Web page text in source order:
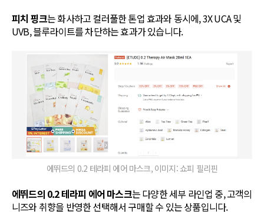
피치 핑크는 화사하고 컬러풀한 톤업 효과와 동시에, 3X UCA 및
UVB, 블루라이트를 차단하는 효과가 있습니다.
에뛰드의 0.2 테라피 에어 마스크, 이미지: 쇼피 필리핀
에뛰드의 0.2 테라피 에어 마스크는 다양한 세부 라인업 중, 고객의
니즈와 취향을 반영한 선택해서 구매할 수 있는 상품입니다.